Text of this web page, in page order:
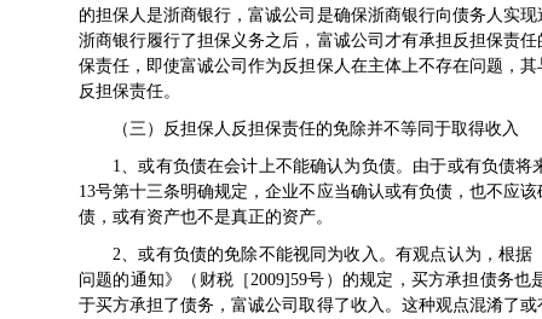
的担保人是浙商银行，富诚公司是确保浙商银行向债务人实
浙商银行履行了担保义务之后，富诚公司才有承担反担保责
保责任，即使富诚公司作为反担保人在主体上不存在问题，
反担保责任。
（三）反担保人反担保责任的免除并不等同于取得收入
1、或有负债在会计上不能确认为负债。由于或有负债
13号第十三条明确规定，企业不应当确认或有负债，也不应
债，或有资产也不是真正的资产。
2、或有负债的免除不能视同为收入。有观点认为，根
问题的通知》（财税［2009]59号）的规定，买方承担债务
于买方承担了债务，富诚公司取得了收入。这种观点混淆了